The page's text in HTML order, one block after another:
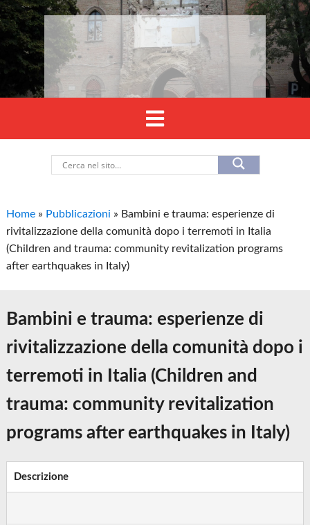
Home » Pubblicazioni » Bambini e trauma: esperienze di
rivitalizzazione della comunità dopo i terremoti in Italia
(Children and trauma: community revitalization programs
after earthquakes in Italy)
Bambini e trauma: esperienze di
rivitalizzazione della comunità dopo i
terremoti in Italia (Children and
trauma: community revitalization
programs after earthquakes in Italy)
Descrizione